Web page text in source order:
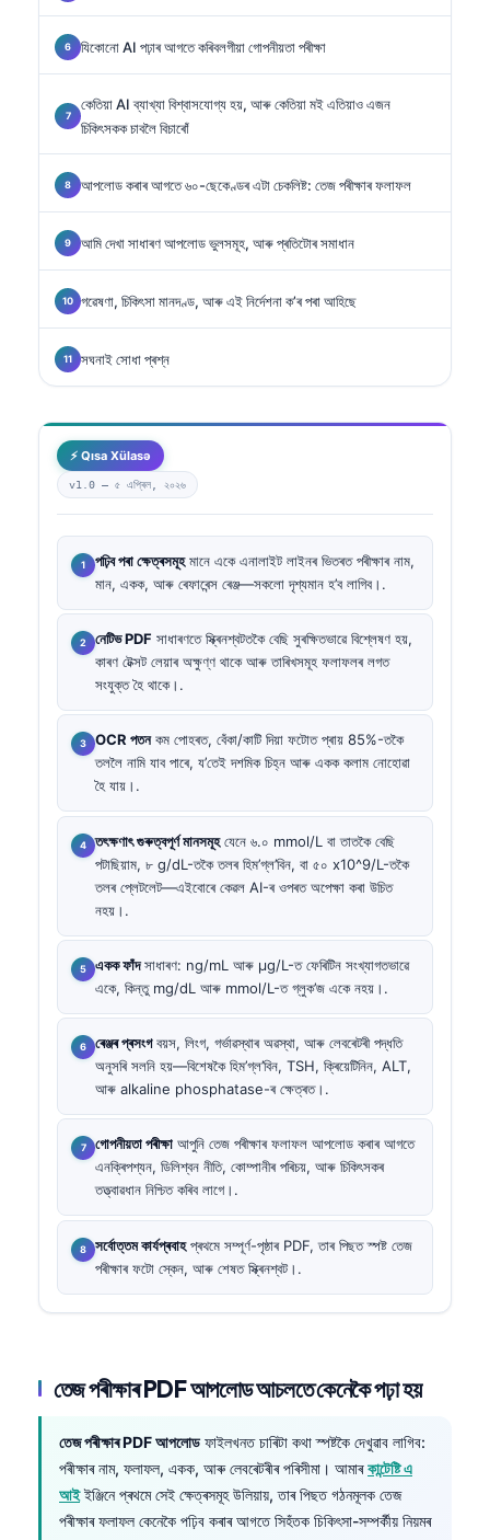
যিকোনো AI পঢ়াৰ আগতে কৰিবলগীয়া গোপনীয়তা পৰীক্ষা
কেতিয়া AI ব্যাখ্যা বিশ্বাসযোগ্য হয়, আৰু কেতিয়া মই এতিয়াও এজন
চিকিৎসকক চাবলৈ বিচাৰোঁ
আপলোড কৰাৰ আগতে ৬০-ছেকেণ্ডৰ এটা চেকলিষ্ট: তেজ পৰীক্ষাৰ ফলাফল
আমি দেখা সাধাৰণ আপলোড ভুলসমূহ, আৰু প্ৰতিটোৰ সমাধান
গৱেষণা, চিকিৎসা মানদণ্ড, আৰু এই নিৰ্দেশনা ক’ৰ পৰা আহিছে
সঘনাই সোধা প্ৰশ্ন
⚡ Qısa Xülasə
v1.0 — ৫ এপ্ৰিল, ২০২৬
পঢ়িব পৰা ক্ষেত্ৰসমূহমানে একে এনালাইট লাইনৰ ভিতৰত পৰীক্ষাৰ নাম,
মান, একক, আৰু ৰেফাৰেন্স ৰেঞ্জ—সকলো দৃশ্যমান হ’ব লাগিব।.
নেটিভ PDF সাধাৰণতে স্ক্ৰিনশ্বটতকৈ বেছি সুৰক্ষিতভাৱে বিশ্লেষণ হয়,
কাৰণ টেক্সট লেয়াৰ অক্ষুণ্ণ থাকে আৰু তাৰিখসমূহ ফলাফলৰ লগত
সংযুক্ত হৈ থাকে।.
OCR পতনকম পোহৰত, বেঁকা/কাটি দিয়া ফটোত প্ৰায় 85%-তকৈ
তললৈ নামি যাব পাৰে, য’তেই দশমিক চিহ্ন আৰু একক কলাম নোহোৱা
হৈ যায়।.
তৎক্ষণাৎ গুৰুত্বপূৰ্ণ মানসমূহযেনে ৬.০ mmol/L বা তাতকৈ বেছি
পটাছিয়াম, ৮ g/dL-তকৈ তলৰ হিম’গ্ল’বিন, বা ৫০ x10^9/L-তকৈ
তলৰ প্লেটলেট—এইবোৰে কেৱল AI-ৰ ওপৰত অপেক্ষা কৰা উচিত
নহয়।.
একক ফাঁদসাধাৰণ: ng/mL আৰু µg/L-ত ফেৰিটিন সংখ্যাগতভাৱে
একে, কিন্তু mg/dL আৰু mmol/L-ত গ্লুক’জ একে নহয়।.
ৰেঞ্জৰ প্ৰসংগবয়স, লিংগ, গৰ্ভাৱস্থাৰ অৱস্থা, আৰু লেবৰেটৰী পদ্ধতি
অনুসৰি সলনি হয়—বিশেষকৈ হিম’গ্ল’বিন, TSH, ক্ৰিয়েটিনিন, ALT,
আৰু alkaline phosphatase-ৰ ক্ষেত্ৰত।.
গোপনীয়তা পৰীক্ষা আপুনি তেজ পৰীক্ষাৰ ফলাফল আপলোড কৰাৰ আগতে
এনক্ৰিপশ্যন, ডিলিশ্বন নীতি, কোম্পানীৰ পৰিচয়, আৰু চিকিৎসকৰ
তত্ত্বাৱধান নিশ্চিত কৰিব লাগে।.
সৰ্বোত্তম কাৰ্যপ্ৰবাহপ্ৰথমে সম্পূৰ্ণ-পৃষ্ঠাৰ PDF, তাৰ পিছত স্পষ্ট তেজ
পৰীক্ষাৰ ফটো স্কেন, আৰু শেষত স্ক্ৰিনশ্বট।.
তেজ পৰীক্ষাৰ PDF আপলোড আচলতে কেনেকৈ পঢ়া হয়
তেজ পৰীক্ষাৰ PDF আপলোডফাইলখনত চাৰিটা কথা স্পষ্টকৈ দেখুৱাব লাগিব:
পৰীক্ষাৰ নাম, ফলাফল, একক, আৰু লেবৰেটৰীৰ পৰিসীমা। আমাৰকান্টেষ্টি এ
আইইঞ্জিনে প্ৰথমে সেই ক্ষেত্ৰসমূহ উলিয়ায়, তাৰ পিছত গঠনমূলক তেজ
পৰীক্ষাৰ ফলাফল কেনেকৈ পঢ়িব কৰাৰ আগতে সিহঁতক চিকিৎসা-সম্পৰ্কীয় নিয়মৰ